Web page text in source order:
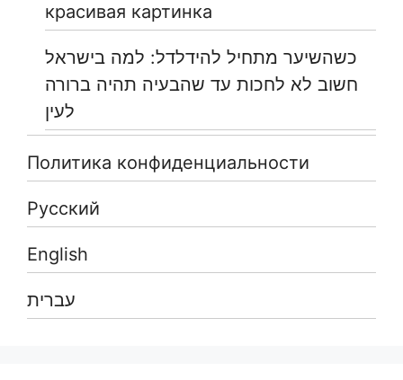
красивая картинка
כשהשיער מתחיל להידלדל: למה בישראל
חשוב לא לחכות עד שהבעיה תהיה ברורה
לעין
Политика конфиденциальности
Русский
English
עברית